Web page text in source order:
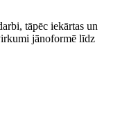
tāpēc iekārtas un
jānoformē līdz